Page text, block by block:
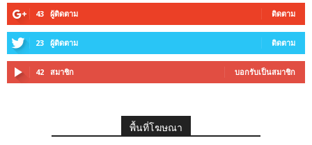
43 ผู้ติดตาม ติดตาม
23 ผู้ติดตาม ติดตาม
42 สมาชิก บอกรับเป็นสมาชิก
พื้นที่โฆษณา